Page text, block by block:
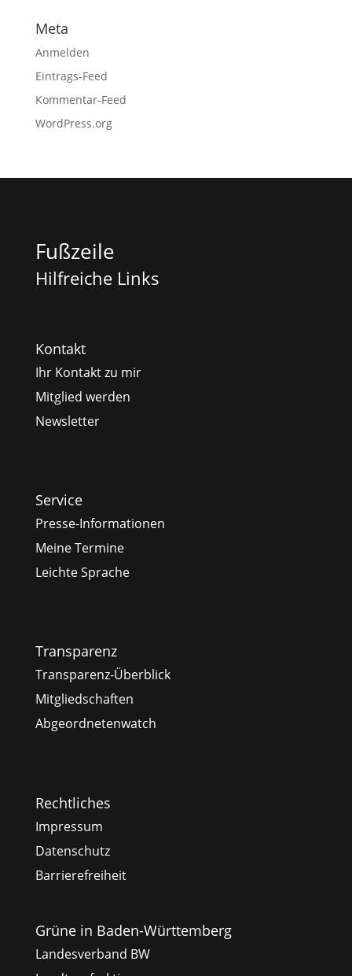
Meta
Anmelden
Eintrags-Feed
Kommentar-Feed
WordPress.org
Fußzeile
Hilfreiche Links
Kontakt
Ihr Kontakt zu mir
Mitglied werden
Newsletter
Service
Presse-Informationen
Meine Termine
Leichte Sprache
Transparenz
Transparenz-Überblick
Mitgliedschaften
Abgeordnetenwatch
Rechtliches
Impressum
Datenschutz
Barrierefreiheit
Grüne in Baden-Württemberg
Landesverband BW